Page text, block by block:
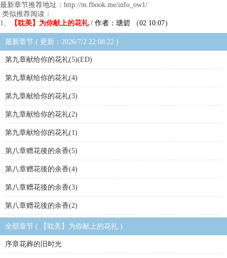
最新章节推荐地址：http://m.fbook.me/info_ow1/
类似推荐阅读：
1、
【耽美】为你献上的花礼/ 作者：瑭碧 （02 10:07）
最新章节 ( 更新：2026/7/2 22:08:22 )
第九章献给你的花礼(5)(ED)
第九章献给你的花礼(4)
第九章献给你的花礼(3)
第九章献给你的花礼(2)
第九章献给你的花礼(1)
第八章赠花後的余香(5)
第八章赠花後的余香(4)
第八章赠花後的余香(3)
第八章赠花後的余香(2)
全部章节 ( 【耽美】为你献上的花礼 )
序章花葬的旧时光